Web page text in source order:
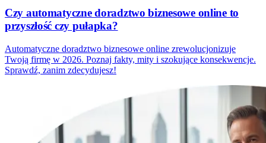
Czy automatyczne doradztwo biznesowe online to
przyszłość czy pułapka?
Automatyczne doradztwo biznesowe online zrewolucjonizuje
Twoją firmę w 2026. Poznaj fakty, mity i szokujące konsekwencje.
Sprawdź, zanim zdecydujesz!